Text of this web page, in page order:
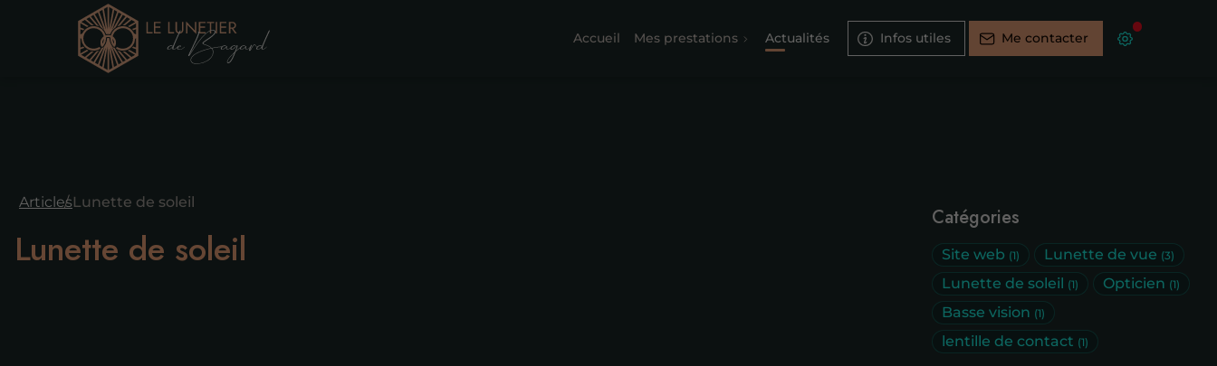
Accueil Mes prestations Actualités Infos utiles Me contacter
Catégories
Site web (1) Lunette de vue (3)
Lunette de soleil (1) Opticien (1)
Basse vision (1)
lentille de contact (1)
ArticlesLunette de soleil
Lunette de soleil